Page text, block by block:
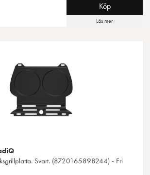
Köp
Läs mer
Svart. (8720165898244) - Fri